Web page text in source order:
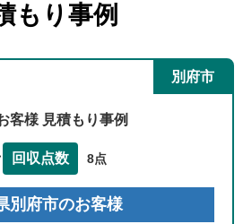
もり事例
別府市
客様 見積もり事例
回収点数 8点
別府市のお客様